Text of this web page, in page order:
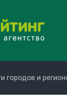
городов и